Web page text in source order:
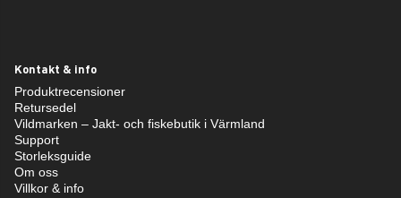
Kontakt & info
Produktrecensioner
Retursedel
Vildmarken – Jakt- och fiskebutik i Värmland
Support
Storleksguide
Om oss
Villkor & info